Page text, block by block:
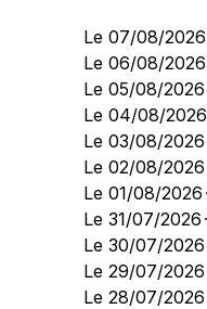
Le 07/08/2026
Le 06/08/2026
Le 05/08/2026
Le 04/08/2026
Le 03/08/2026
Le 02/08/2026
Le 01/08/2026
Le 31/07/2026
Le 30/07/2026
Le 29/07/2026
Le 28/07/2026